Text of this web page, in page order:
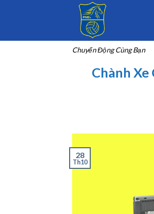
Chuyển Động Cùng Bạn
Chành
28
Th10